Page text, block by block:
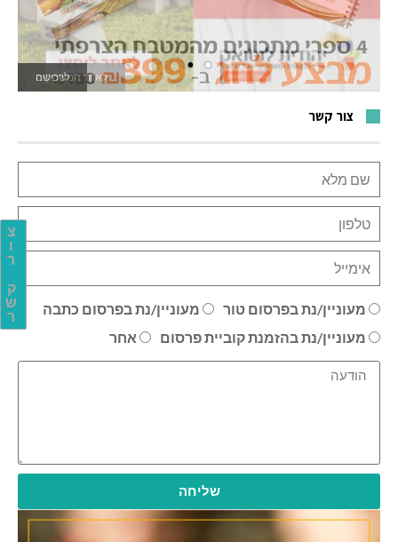
צ
ו
ר
ק
ש
ר
לאתר המשחקים
צור קשר
מעוניין/נת בפרסום טור
מעוניין/נת בפרסום כתבה
מעוניין/נת בהזמנת קוביית פרסום
אחר
שליחה